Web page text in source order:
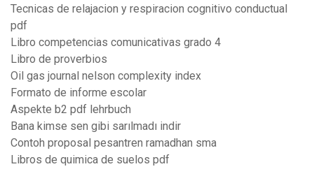
Tecnicas de relajacion y respiracion cognitivo conductual
pdf
Libro competencias comunicativas grado 4
Libro de proverbios
Oil gas journal nelson complexity index
Formato de informe escolar
Aspekte b2 pdf lehrbuch
Bana kimse sen gibi sarılmadı indir
Contoh proposal pesantren ramadhan sma
Libros de quimica de suelos pdf